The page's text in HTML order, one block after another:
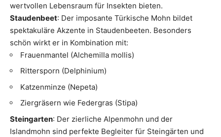
wertvollen Lebensraum für Insekten bieten.
Staudenbeet: Der imposante Türkische Mohn bildet
spektakuläre Akzente in Staudenbeeten. Besonders
schön wirkt er in Kombination mit:
Frauenmantel (Alchemilla mollis)
Rittersporn (Delphinium)
Katzenminze (Nepeta)
Ziergräsern wie Federgras (Stipa)
Steingarten: Der zierliche Alpenmohn und der
Islandmohn sind perfekte Begleiter für Steingärten und